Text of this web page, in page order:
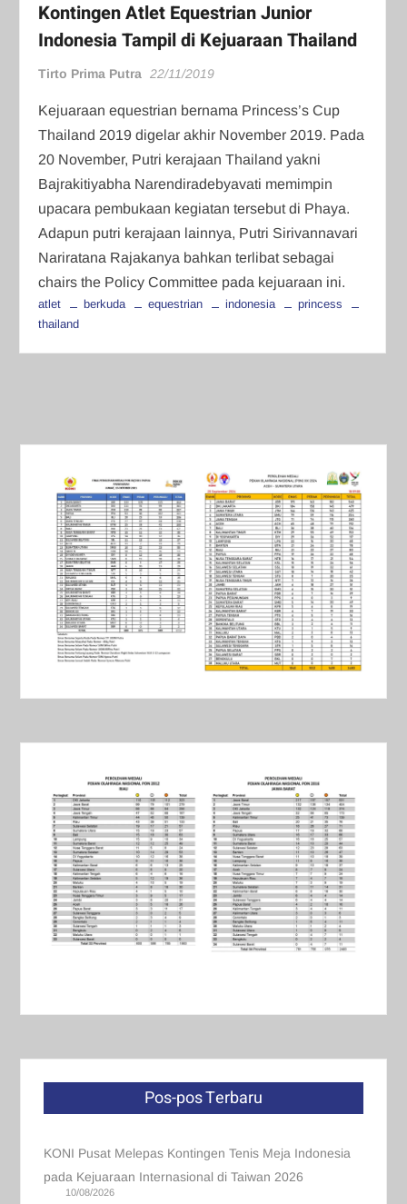
Kontingen Atlet Equestrian Junior
Indonesia Tampil di Kejuaraan Thailand
Tirto Prima Putra 22/11/2019
Kejuaraan equestrian bernama Princess’s Cup
Thailand 2019 digelar akhir November 2019. Pada
20 November, Putri kerajaan Thailand yakni
Bajrakitiyabha Narendiradebyavati memimpin
upacara pembukaan kegiatan tersebut di Phaya.
Adapun putri kerajaan lainnya, Putri Sirivannavari
Nariratana Rajakanya bahkan terlibat sebagai
chairs the Policy Committee pada kejuaraan ini.
atlet berkuda equestrian indonesia
princess
thailand
Pos-pos Terbaru
KONI Pusat Melepas Kontingen Tenis Meja Indonesia
pada Kejuaraan Internasional di Taiwan 2026
10/08/2026